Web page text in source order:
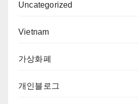
Uncategorized
Vietnam
가상화폐
개인블로그